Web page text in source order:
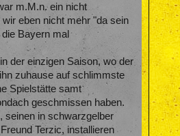
m.M.n. ein nicht
eben nicht mehr "da sein
Bayern mal
der einzigen Saison, wo der
zuhause auf schlimmste
Spielstätte samt
geschmissen haben.
seinen in schwarzgelber
Terzic, installieren